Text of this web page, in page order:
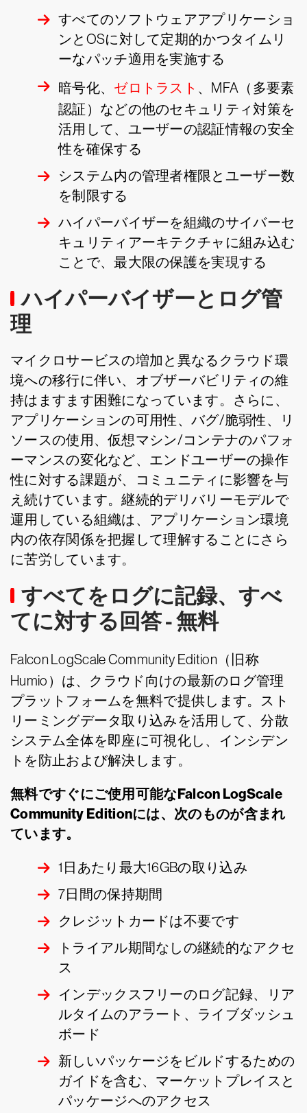
すべてのソフトウェアアプリケーショ
ンとOSに対して定期的かつタイムリ
ーなパッチ適用を実施する
暗号化、 ゼロトラスト 、MFA（多要素
認証）などの他のセキュリティ対策を
活用して、ユーザーの認証情報の安全
性を確保する
システム内の管理者権限とユーザー数
を制限する
ハイパーバイザーを組織のサイバーセ
キュリティアーキテクチャに組み込む
ことで、最大限の保護を実現する
ハイパーバイザーとログ管
理
マイクロサービスの増加と異なるクラウド環
境への移行に伴い、オブザーバビリティの維
持はますます困難になっています。さらに、
アプリケーションの可用性、バグ/脆弱性、リ
ソースの使用、仮想マシン/コンテナのパフォ
ーマンスの変化など、エンドユーザーの操作
性に対する課題が、コミュニティに影響を与
え続けています。継続的デリバリーモデルで
運用している組織は、アプリケーション環境
内の依存関係を把握して理解することにさら
に苦労しています。
すべてをログに記録、すべ
てに対する回答 - 無料
Falcon LogScaleCommunity Edition（旧称
Humio）は、クラウド向けの最新のログ管理
プラットフォームを無料で提供します。スト
リーミングデータ取り込みを活用して、分散
システム全体を即座に可視化し、インシデン
トを防止および解決します。
無料ですぐにご使用可能なFalcon LogScale
Community Editionには、次のものが含まれ
ています。
1日あたり最大16GBの取り込み
7日間の保持期間
クレジットカードは不要です
トライアル期間なしの継続的なアクセ
ス
インデックスフリーのログ記録、リア
ルタイムのアラート、ライブダッシュ
ボード
新しいパッケージをビルドするための
ガイドを含む、マーケットプレイスと
パッケージへのアクセス